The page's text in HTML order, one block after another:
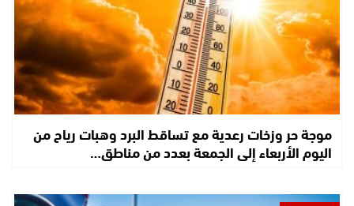
موجة حر وزخات رعدية مع تساقط البرد وهبات رياح من
اليوم الأربعاء إلى الجمعة بعدد من مناطق…